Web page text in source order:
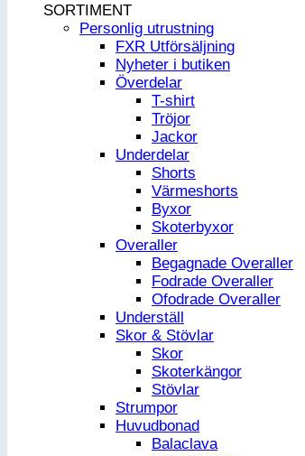
SORTIMENT
Personlig utrustning
FXR Utförsäljning
Nyheter i butiken
Överdelar
T-shirt
Tröjor
Jackor
Underdelar
Shorts
Värmeshorts
Byxor
Skoterbyxor
Overaller
Begagnade Overaller
Fodrade Overaller
Ofodrade Overaller
Underställ
Skor & Stövlar
Skor
Skoterkängor
Stövlar
Strumpor
Huvudbonad
Balaclava